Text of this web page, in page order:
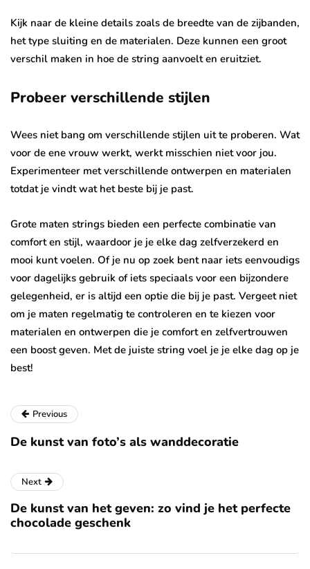
Kijk naar de kleine details zoals de breedte van de zijbanden,
het type sluiting en de materialen. Deze kunnen een groot
verschil maken in hoe de string aanvoelt en eruitziet.
Probeer verschillende stijlen
Wees niet bang om verschillende stijlen uit te proberen. Wat
voor de ene vrouw werkt, werkt misschien niet voor jou.
Experimenteer met verschillende ontwerpen en materialen
totdat je vindt wat het beste bij je past.
Grote maten strings bieden een perfecte combinatie van
comfort en stijl, waardoor je je elke dag zelfverzekerd en
mooi kunt voelen. Of je nu op zoek bent naar iets eenvoudigs
voor dagelijks gebruik of iets speciaals voor een bijzondere
gelegenheid, er is altijd een optie die bij je past. Vergeet niet
om je maten regelmatig te controleren en te kiezen voor
materialen en ontwerpen die je comfort en zelfvertrouwen
een boost geven. Met de juiste string voel je je elke dag op je
best!
Previous
De kunst van foto’s als wanddecoratie
Next
De kunst van het geven: zo vind je het perfecte
chocolade geschenk